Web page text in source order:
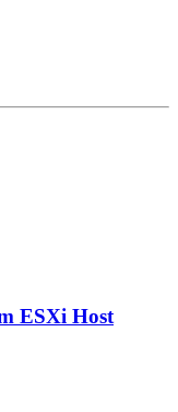
ESXi Host